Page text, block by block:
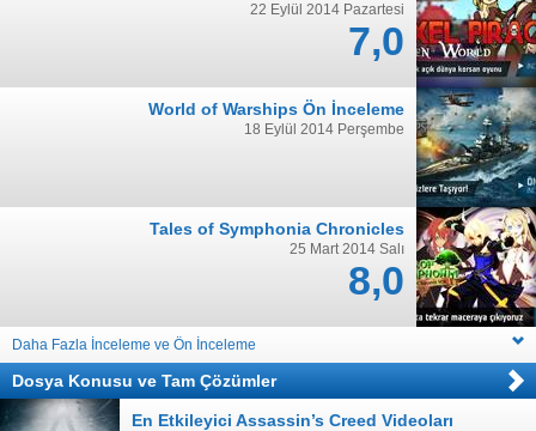
22 Eylül 2014 Pazartesi
7,0
World of Warships Ön İnceleme
18 Eylül 2014 Perşembe
Tales of Symphonia Chronicles
25 Mart 2014 Salı
8,0
Daha Fazla İnceleme ve Ön İnceleme
Dosya Konusu ve Tam Çözümler
En Etkileyici Assassin’s Creed Videoları